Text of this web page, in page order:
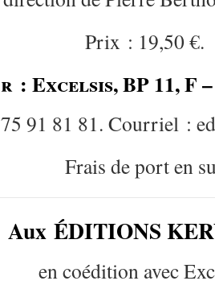
Prix : 19,50 €.
: Excelsis, BP 11, F
91 81 81. Courriel :
Frais de port en
Aux ÉDITIONS
en coédition avec